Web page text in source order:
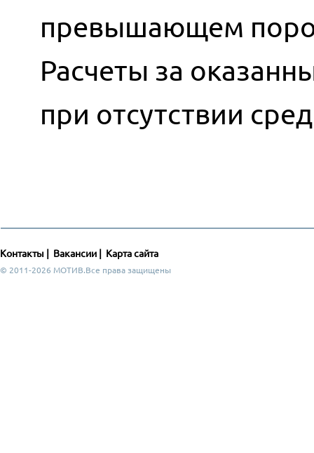
превышающем
Расчеты за
при отсутствии
Контакты Вакансии Карта сайта
© 2011-2026 МОТИВ.Все права защищены